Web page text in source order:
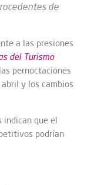
de
a las presiones
del Turismo
pernoctaciones
y los cambios
indican que el
podrían